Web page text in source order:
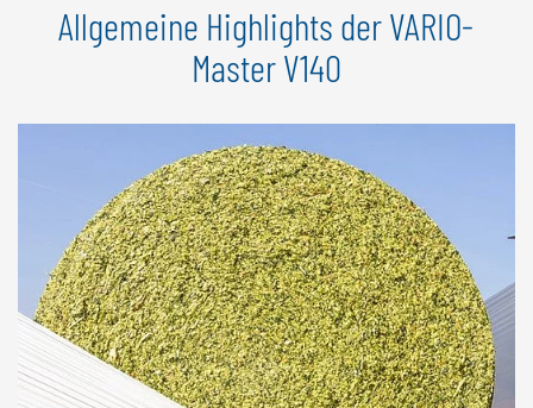
Allgemeine Highlights der VARIO-
Master V140